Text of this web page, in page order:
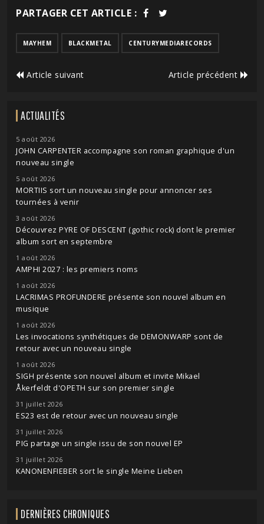
PARTAGER CET ARTICLE :
MAYHEM BLACKMETAL CENTURYMEDIARECORDS
Article suivant Article précédent
ACTUALITÉS
5 août 2026
JOHN CARPENTER accompagne son roman graphique d'un
nouveau single
5 août 2026
MORTIIS sort un nouveau single pour annoncer ses
tournées à venir
3 août 2026
Découvrez PYRE OF DESCENT (gothic rock) dont le premier
album sort en septembre
1 août 2026
AMPHI 2027 : les premiers noms
1 août 2026
LACRIMAS PROFUNDERE présente son nouvel album en
musique
1 août 2026
Les invocations synthétiques de DEMONWARP sont de
retour avec un nouveau single
1 août 2026
SIGH présente son nouvel album et invite Mikael
Åkerfeldt d'OPETH sur son premier single
31 juillet 2026
ES23 est de retour avec un nouveau single
31 juillet 2026
PIG partage un single issu de son nouvel EP
31 juillet 2026
KANONENFIEBER sort le single Meine Lieben
DERNIÈRES CHRONIQUES